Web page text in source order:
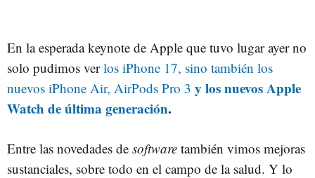
En la esperada keynote de Apple que tuvo lugar ayer no
solo pudimos verlos iPhone 17, sino también los
nuevos iPhone Air, AirPods Pro 3 y los nuevos Apple
Watch de última generación.
Entre las novedades de software también vimos mejoras
sustanciales, sobre todo en el campo de la salud. Y lo